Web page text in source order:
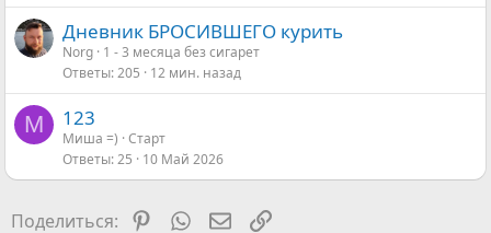
Дневник БРОСИВШЕГО курить
Norg 1 - 3 месяца без сигарет
Ответы 205 12 мин. назад
М 123
Миша =) Старт
Ответы 25 10 Май 2026
Поделиться: Pinterest
WhatsAppЭлектронная почта
Ссылка